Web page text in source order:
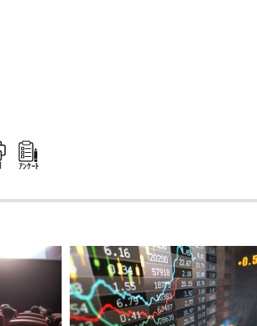
ｱﾝｹｰﾄ